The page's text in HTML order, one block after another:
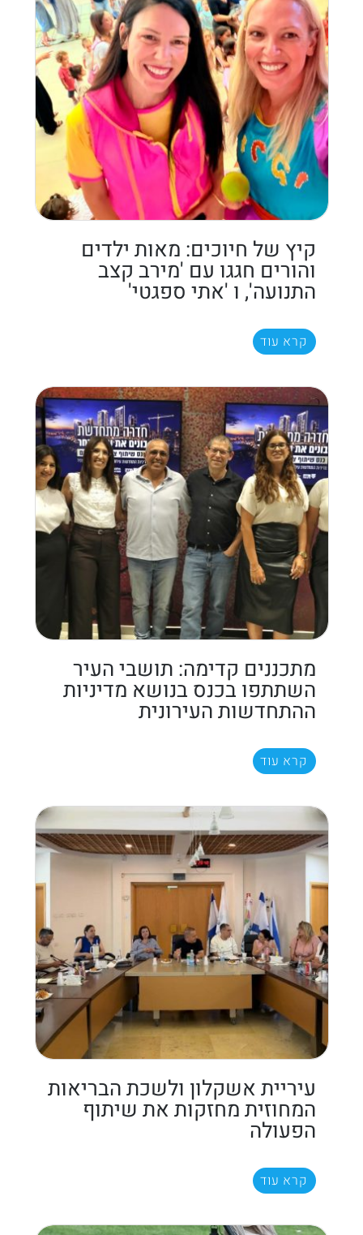
קיץ של חיוכים: מאות ילדים
והורים חגגו עם 'מירב קצב
התנועה', ו 'אתי ספגטי'
קרא עוד
מתכננים קדימה: תושבי העיר
השתתפו בכנס בנושא מדיניות
ההתחדשות העירונית
קרא עוד
עיריית אשקלון ולשכת הבריאות
המחוזית מחזקות את שיתוף
הפעולה
קרא עוד